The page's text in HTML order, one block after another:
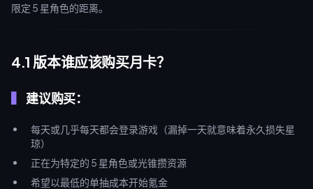
限定 5 星角色的距离。
4.1 版本谁应该购买月卡？
建议购买：
每天或几乎每天都会登录游戏（漏掉一天就意味着永久损失星
琼）
正在为特定的 5 星角色或光锥攒资源
希望以最低的单抽成本开始氪金